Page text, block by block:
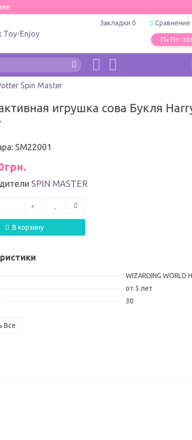
Закладки 0 Сравнение
Пн-Пт:
Spin Master
игрушка сова Букля
SM22001
SPIN MASTER
В корзину
WIZARDING WORLD
от 5 лет
30
Все